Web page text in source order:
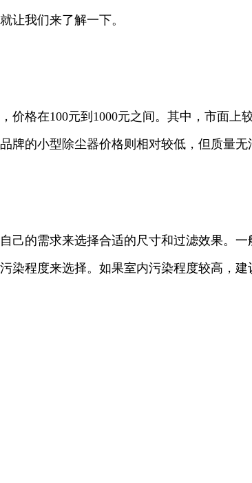
让我们来了解一下。
格在100元到1000元之间。其中，市面
牌的小型除尘器价格则相对较低，但质量无
己的需求来选择合适的尺寸和过滤效果。
染程度来选择。如果室内污染程度较高，